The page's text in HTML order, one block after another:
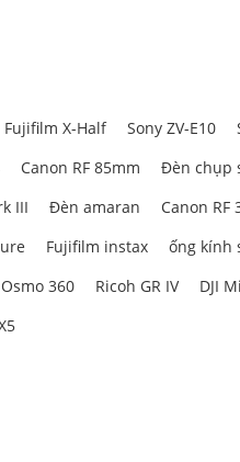
Fujifilm X-Half Sony ZV-E10
Canon RF 85mm Đèn chụp
III Đèn amaran Canon RF
Fujifilm instax ống kính
Osmo 360 Ricoh GR IV DJI